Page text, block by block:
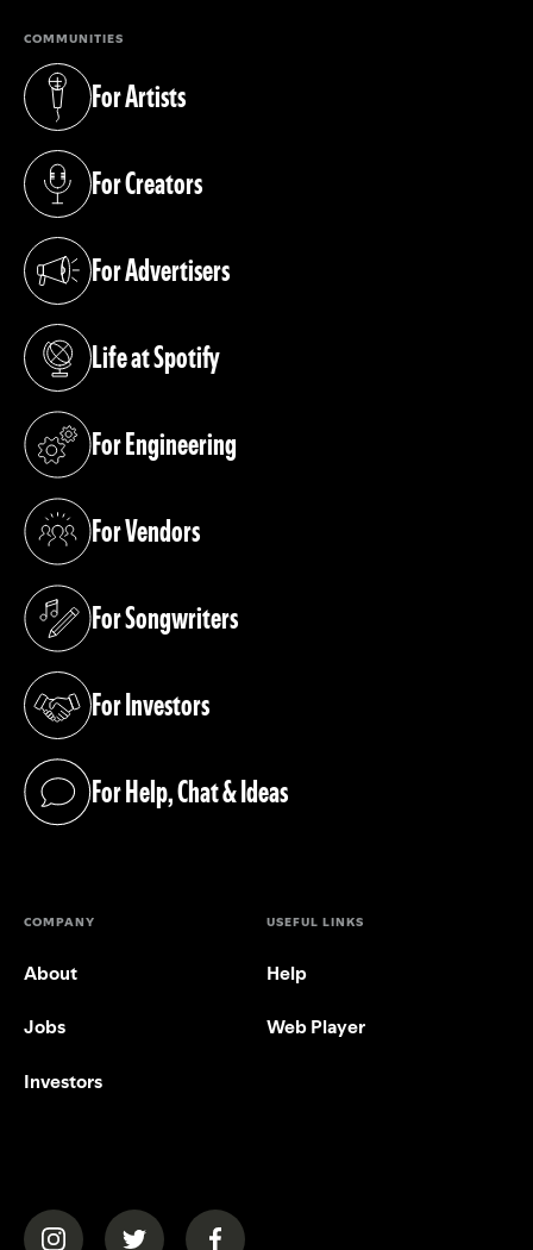
COMMUNITIES
For Artists
(opens in a new tab)
For Creators
(opens in a new tab)
For Advertisers
(opens in a new tab)
Life at Spotify
(opens in a new tab)
For Engineering
(opens in a new tab)
For Vendors
(opens in a new tab)
For Songwriters
(opens in a new tab)
For Investors
(opens in a new tab)
For Help, Chat & Ideas
(opens in a new tab)
COMPANY
About
Jobs
Investors
USEFUL LINKS
Help
Web Player
(opens in a new tab)(opens in a new tab)(opens in a new tab)